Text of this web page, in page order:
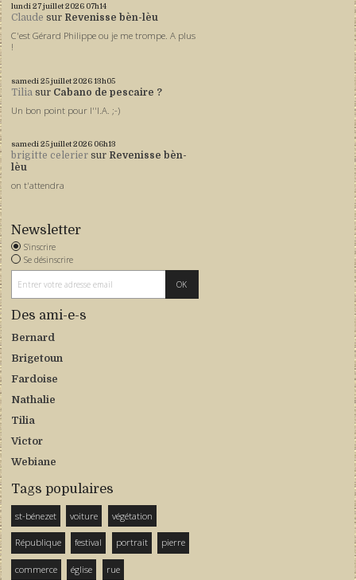
lundi 27juillet 2026 07h14
Claude sur Revenisse bèn-lèu
C'est Gérard Philippe ou je me trompe. A plus
!
samedi 25juillet 202613h05
Tilia sur Cabano de pescaire ?
Un bon point pour l''I.A. ;-)
samedi 25juillet 2026 06h13
brigitte celerier sur Revenisse bèn-
lèu
on t'attendra
Newsletter
S'inscrire
Se désinscrire
Des ami-e-s
Bernard
Brigetoun
Fardoise
Nathalie
Tilia
Victor
Webiane
Tags populaires
st-bénezet voiture végétation
République festival portrait pierre
commerce église rue